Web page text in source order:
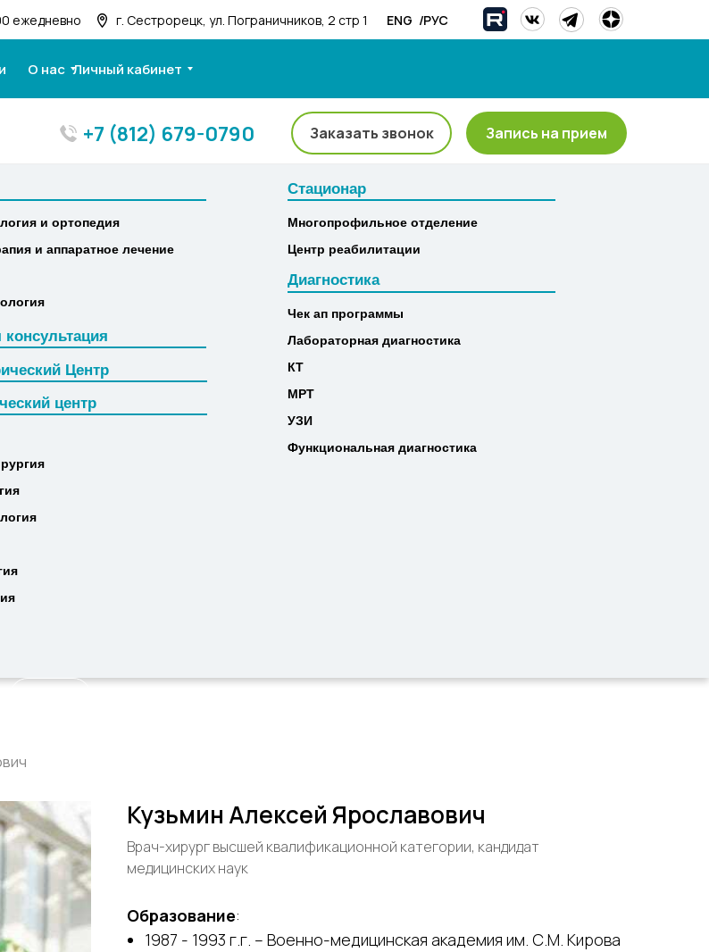
ежедневно г. Сестрорецк, ул. Пограничников, 2 стр 1
О нас
ENG РУС
/
Личный кабинет
Запись на прием
+7 (812) 679-0790 Заказать звонок
и ортопедия
Стационар
Многопрофильное отделение
Центр реабилитации
Диагностика
Лабораторная диагностика
КТ
МРТ
УЗИ
Функциональная диагностика
Чек ап программы
и аппаратное лечение
центр
Центр
Стационар
Диагностика
центр
Центр
Кузьмин Алексей Ярославович
Врач-хирург высшей квалификационной категории, кандидат
медицинских наук
Образование:
1987 - 1993 г.г. – Военно-медицинская академия им. С.М. Кирова